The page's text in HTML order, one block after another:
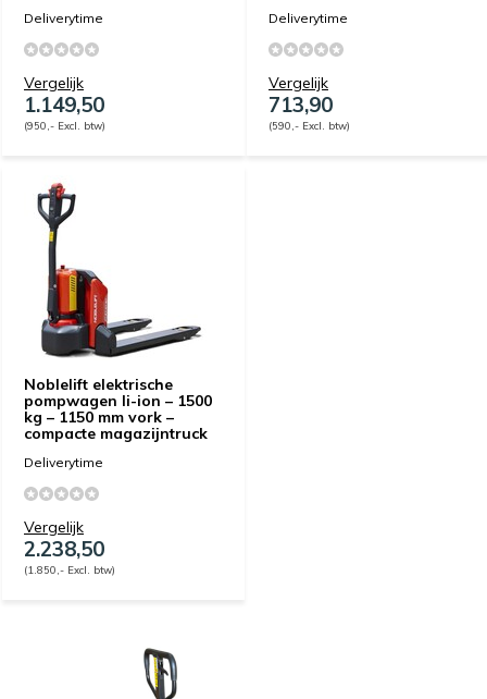
Deliverytime
Vergelijk
1.149,50
(950,- Excl. btw)
Deliverytime
Vergelijk
713,90
(590,- Excl. btw)
Noblelift elektrische
pompwagen li-ion – 1500
kg – 1150 mm vork –
compacte magazijntruck
Deliverytime
Vergelijk
2.238,50
(1.850,- Excl. btw)